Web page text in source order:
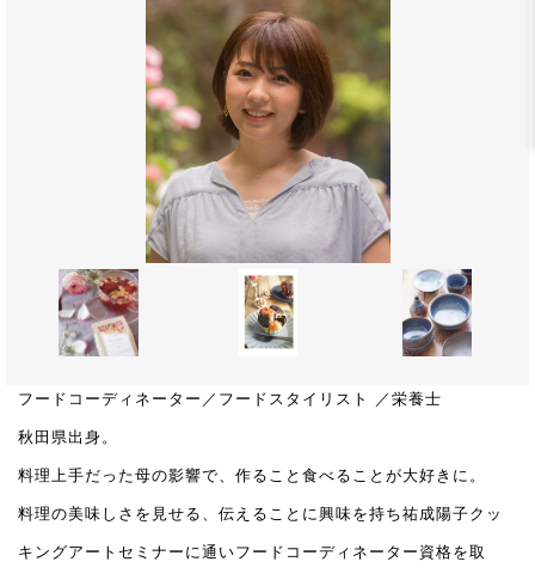
フードコーディネーター／フードスタイリスト ／栄養士
秋田県出身。
料理上手だった母の影響で、作ること食べることが大好きに。
料理の美味しさを見せる、伝えることに興味を持ち祐成陽子クッ
キングアートセミナーに通いフードコーディネーター資格を取